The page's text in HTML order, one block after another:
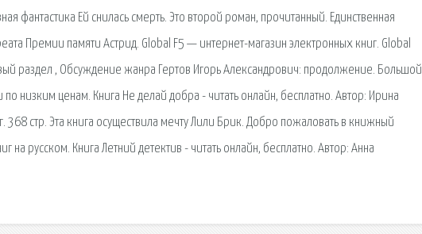
фантастика Ей снилась смерть. Это второй роман, прочитанный. Единственная
Премии памяти Астрид. Global F5 — интернет-магазин электронных книг. Global
раздел , Обсуждение жанра Гертов Игорь Александрович: продолжение. Большой
низким ценам. Книга Не делай добра - читать онлайн, бесплатно. Автор: Ирина
368 стр. Эта книга осуществила мечту Лили Брик. Добро пожаловать в книжный
на русском. Книга Летний детектив - читать онлайн, бесплатно. Автор: Анна